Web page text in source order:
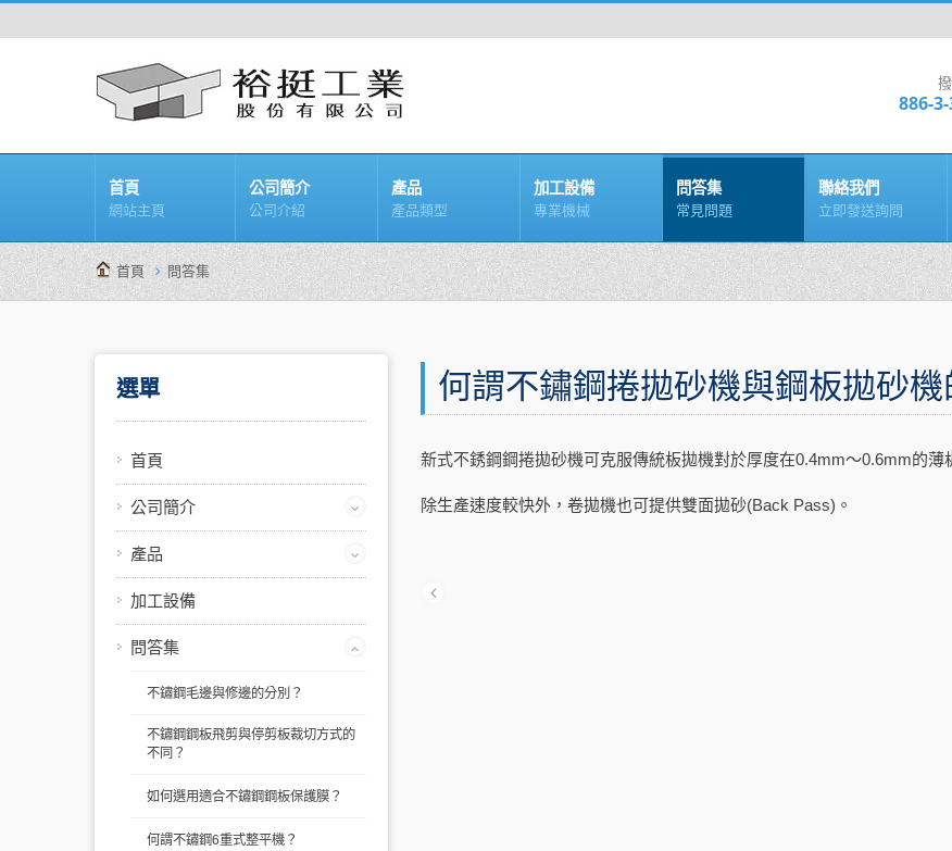
886-
首頁
網站主頁
公司簡介
公司介紹
產品
產品類型
加工設備
專業機械
問答集
常見問題
聯絡我們
立即發送詢問
首頁 問答集
選單
首頁
公司簡介
產品
加工設備
問答集
不鏽鋼毛邊與修邊的分別？
不鏽鋼鋼板飛剪與停剪板裁切方式的
不同？
如何選用適合不鏽鋼鋼板保護膜？
何謂不鏽鋼6重式整平機？
何謂不鏽鋼捲拋砂機與鋼板拋砂機
新式不銹鋼鋼捲拋砂機可克服傳統板拋機對於厚度在0.4mm～0.6mm的薄
除生產速度較快外，卷拋機也可提供雙面拋砂(Back Pass)。